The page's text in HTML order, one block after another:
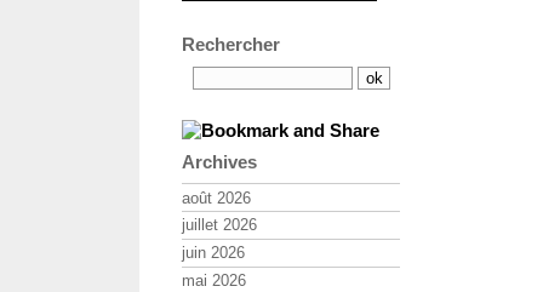
Rechercher
Archives
août 2026
juillet 2026
juin 2026
mai 2026